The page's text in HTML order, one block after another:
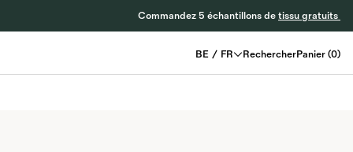
Commandez 5 échantillons detissu gratuits
BE / FR RechercherPanier(0)